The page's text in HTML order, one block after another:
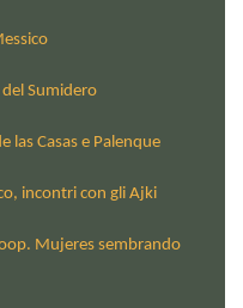
del Sumidero
las Casas e Palenque
incontri con gli Ajki
Mujeres sembrando